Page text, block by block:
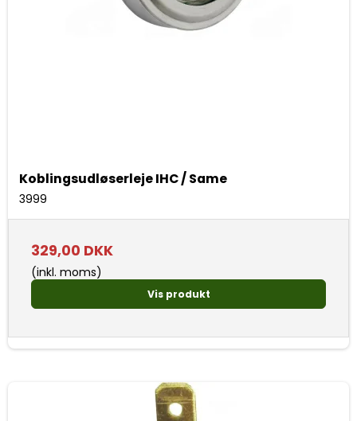
Koblingsudløserleje IHC / Same
3999
329,00 DKK
(inkl. moms)
Vis produkt